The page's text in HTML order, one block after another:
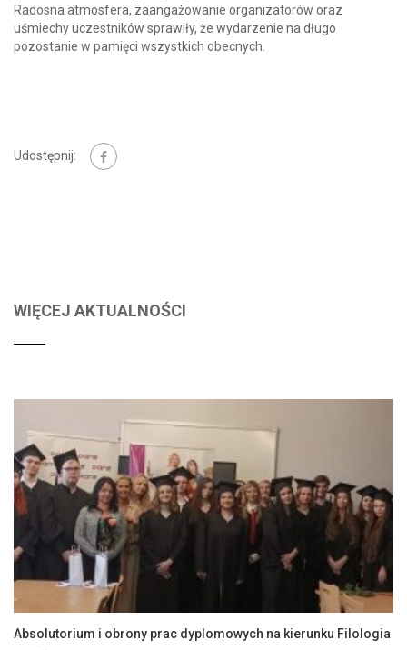
Radosna atmosfera, zaangażowanie organizatorów oraz
uśmiechy uczestników sprawiły, że wydarzenie na długo
pozostanie w pamięci wszystkich obecnych.
Udostępnij:
WIĘCEJ AKTUALNOŚCI
Absolutorium i obrony prac dyplomowych na kierunku Filologia